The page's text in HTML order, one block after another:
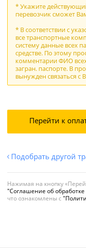
* Укажите
перевозчик сможет
* В соответствии с
все транспортные
систему данные всех
средстве. По этому
комментарии ФИО
загран. паспорте. В
вынужден связаться с
Перейти к
Подобрать другой
Нажимая на кнопку
"Соглашение об
что ознакомлены с